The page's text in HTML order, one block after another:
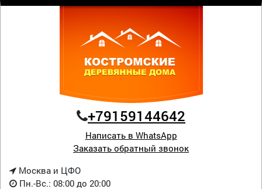
+79159144642
Написать в WhatsApp
Заказать обратный звонок
Москва и ЦФО
Пн.-Вс.: 08:00 до 20:00